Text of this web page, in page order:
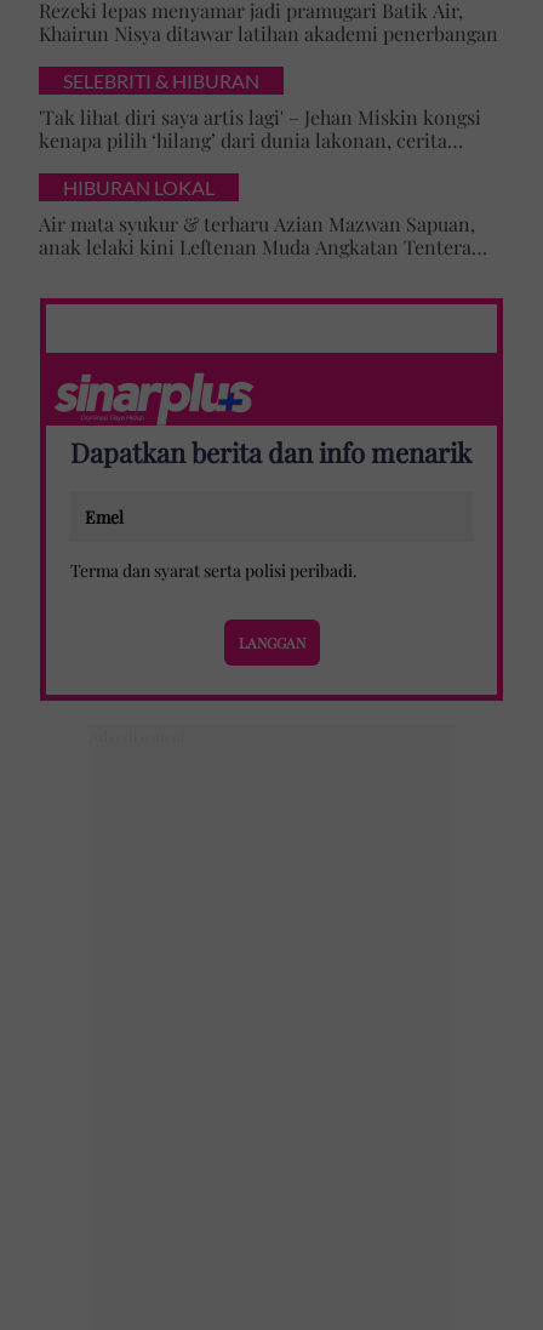
Rezeki lepas menyamar jadi pramugari Batik Air,
Khairun Nisya ditawar latihan akademi penerbangan
SELEBRITI & HIBURAN
'Tak lihat diri saya artis lagi' – Jehan Miskin kongsi
kenapa pilih ‘hilang’ dari dunia lakonan, cerita
HIBURAN LOKAL
Air mata syukur & terharu Azian Mazwan Sapuan,
anak lelaki kini Leftenan Muda Angkatan Tentera
Dapatkan berita dan info menarik
Terma dan syarat serta polisi peribadi.